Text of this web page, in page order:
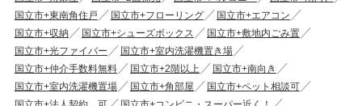
国立市+東南角住戸
国立市+フローリング
国立市+エアコン
国立市+収納
国立市+シューズボックス
国立市+敷地内ごみ置
国立市+光ファイバー
国立市+室内洗濯機置き場
国立市+仲介手数料無料
国立市+2階以上
国立市+南向き
国立市+室内洗濯機置場
国立市+角部屋
国立市+ペット相談可